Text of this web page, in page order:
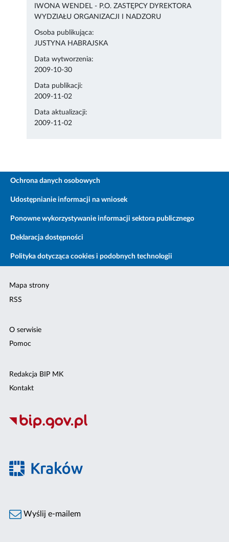
IWONA WENDEL - P.O. ZASTĘPCY DYREKTORA
WYDZIAŁU ORGANIZACJI I NADZORU
Osoba publikująca:
JUSTYNA HABRAJSKA
Data wytworzenia:
2009-10-30
Data publikacji:
2009-11-02
Data aktualizacji:
2009-11-02
Ochrona danych osobowych
Udostępnianie informacji na wniosek
Ponowne wykorzystywanie informacji sektora publicznego
Deklaracja dostępności
Polityka dotycząca cookies i podobnych technologii
Mapa strony
RSS
O serwisie
Pomoc
Redakcja BIP MK
Kontakt
Wyślij e-mailem